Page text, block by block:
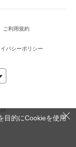
ご利用規約
バシーポリシー
目的にCookieを使用